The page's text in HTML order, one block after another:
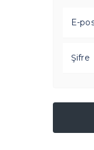
E-
Şifre